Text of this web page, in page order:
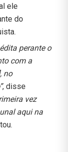
ele
do
perante o
com a
no
, disse
vez
aqui na